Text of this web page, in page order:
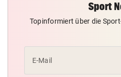
Sport
Topinformiert über die
E-Mail